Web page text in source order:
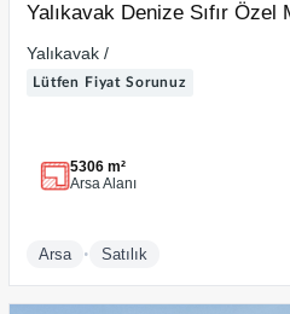
Yalıkavak Denize Sıfır Özel
Yalıkavak /
Lütfen Fiyat Sorunuz
5306 m²
Arsa Alanı
Arsa • Satılık